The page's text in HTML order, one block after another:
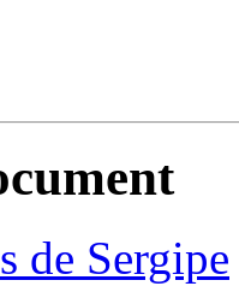
de Sergipe